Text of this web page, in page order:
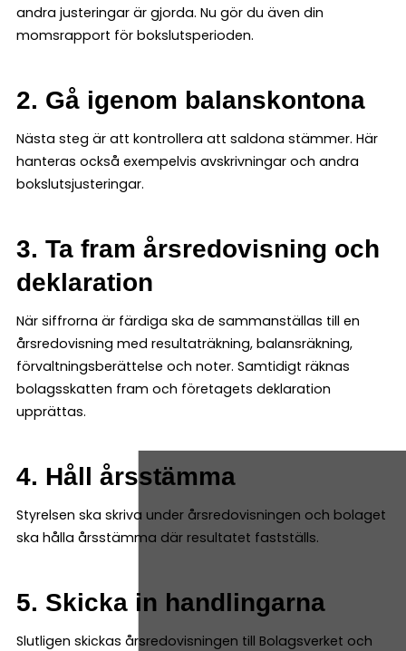
andra justeringar är gjorda. Nu gör du även din
momsrapport för bokslutsperioden.
2. Gå igenom balanskontona
Nästa steg är att kontrollera att saldona stämmer. Här
hanteras också exempelvis avskrivningar och andra
bokslutsjusteringar.
3. Ta fram årsredovisning och
deklaration
När siffrorna är färdiga ska de sammanställas till en
årsredovisning med resultaträkning, balansräkning,
förvaltningsberättelse och noter. Samtidigt räknas
bolagsskatten fram och företagets deklaration
upprättas.
4. Håll årsstämma
Styrelsen ska skriva under årsredovisningen och bolaget
ska hålla årsstämma där resultatet fastställs.
5. Skicka in handlingarna
Slutligen skickas årsredovisningen till Bolagsverket och